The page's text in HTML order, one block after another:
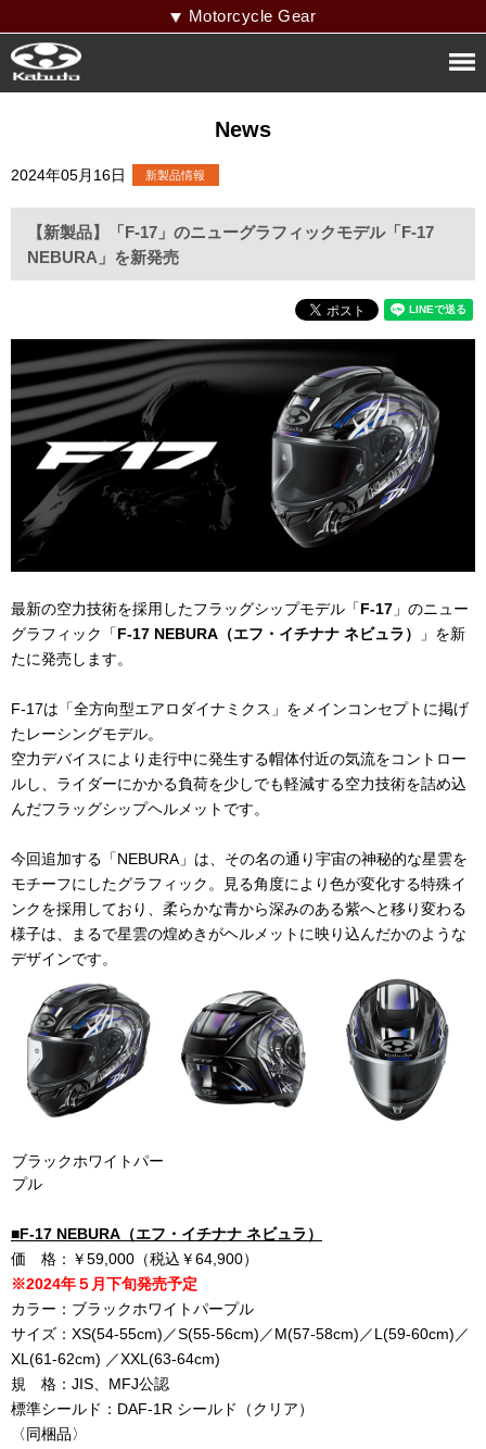
Motorcycle Gear
News
2024年05月16日
【新製品】「F-17」のニューグラフィックモデル「F-17
NEBURA」を新発売
最新の空力技術を採用したフラッグシップモデル「F-17 」のニュー
グラフィック「F-17 NEBURA（エフ・イチナナ ネビュラ）
」を新
たに発売します。
F-17は「全方向型エアロダイナミクス」をメインコンセプトに掲げ
たレーシングモデル。
空力デバイスにより走行中に発生する帽体付近の気流をコントロー
ルし、ライダーにかかる負荷を少しでも軽減する空力技術を詰め込
んだフラッグシップヘルメットです。
今回追加する「NEBURA」は、その名の通り宇宙の神秘的な星雲を
モチーフにしたグラフィック。見る角度により色が変化する特殊イ
ンクを採用しており、柔らかな青から深みのある紫へと移り変わる
様子は、まるで星雲の煌めきがヘルメットに映り込んだかのような
デザインです。
ブラックホワイトパー
プル
■F-17 NEBURA（エフ・イチナナ ネビュラ）
価 格：￥59,000（税込￥64,900）
※2024年５月下旬発売予定
カラー：ブラックホワイトパープル
サイズ：XS(54-55cm)／S(55-56cm)／M(57-58cm)／L(59-60cm)／
XL(61-62cm) ／XXL(63-64cm)
規 格：JIS、MFJ公認
標準シールド：DAF-1R シールド（クリア）
〈同梱品〉